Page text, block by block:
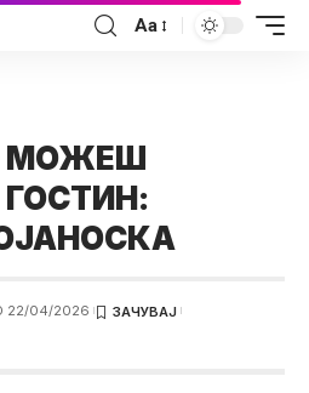
Аа
МОЖЕШ
ГОСТИН:
22/04/2026